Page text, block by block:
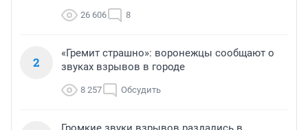
26 606 8
2
«Гремит страшно»: воронежцы сообщают о
звуках взрывов в городе
8 257 Обсудить